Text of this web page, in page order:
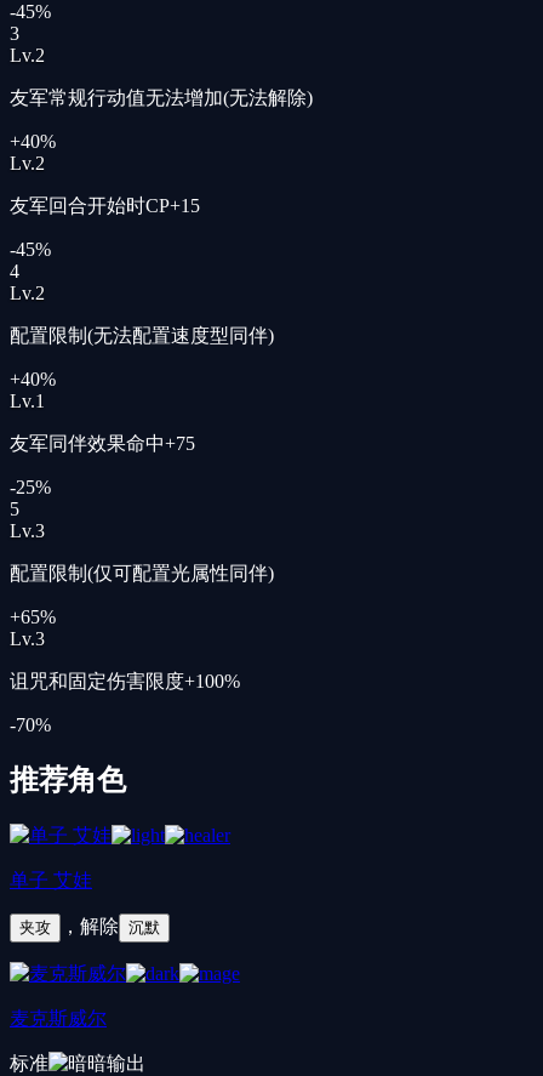
-45%
3
Lv.2
友军常规行动值无法增加(无法解除)
+40%
Lv.2
友军回合开始时CP+15
-45%
4
Lv.2
配置限制(无法配置速度型同伴)
+40%
Lv.1
友军同伴效果命中+75
-25%
5
Lv.3
配置限制(仅可配置光属性同伴)
+65%
Lv.3
诅咒和固定伤害限度+100%
-70%
推荐角色
单子 艾娃
夹攻 ，解除 沉默
麦克斯威尔
标准 暗输出